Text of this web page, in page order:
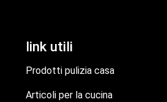
link utili
Prodotti pulizia casa
Articoli per la cucina